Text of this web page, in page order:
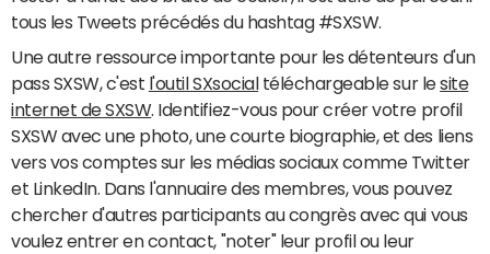
tous les Tweets précédés du hashtag #SXSW.
Une autre ressource importante pour les détenteurs d'un
pass SXSW, c'est l'outil SXsocial téléchargeable sur lesite
internet de SXSW . Identifiez-vous pour créer votre profil
SXSW avec une photo, une courte biographie, et des liens
vers vos comptes sur les médias sociaux comme Twitter
et LinkedIn. Dans l'annuaire des membres, vous pouvez
chercher d'autres participants au congrès avec qui vous
voulez entrer en contact, "noter" leur profil ou leur